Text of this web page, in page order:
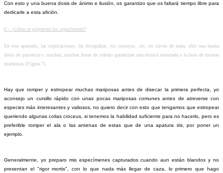
Con esto y una buena dosis de ánimo e ilusión, os garantizo que os faltará tiempo libre para
dedicarle a esta afición.
6 - ¿Cómo se preparan los especímenes?
En este apartado, las explicaciones, las fotografias, los consejos...etc, no sirven de nada, sólo una buena
dosis de paciencia y muchas, muchas horas de trabajo garantizan una técnica esmerada a la hora de montar
mariposas (Figura 7).
Hay que romper y estropear muchas mariposas antes de disecar la primera perfecta, yo
aconsejo un cursillo rápido con unas pocas mariposas comunes antes de atreverse con
especies más interesantes y valiosos, no quiero decir con esto que tengamos que estropear
queriendo algunas colias croceus, si tenemos la habilidad suficiente para no hacerlo, pero es
preferible romper el ala o las antenas de estas que de una apatura iris, por poner un
ejemplo.
Generalmente, yo preparo mis especímenes capturados cuando aun están blandos y no
presentan el "rigor mortis", con lo que nada más llegar de caza, lo primero que hago